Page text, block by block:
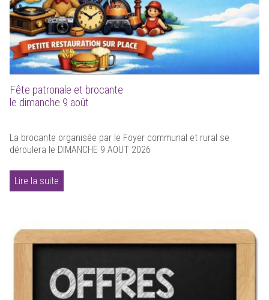
Fête patronale et brocante
le dimanche 9 août
La brocante organisée par le Foyer communal et rural se
déroulera le DIMANCHE 9 AOUT 2026
Lire la suite